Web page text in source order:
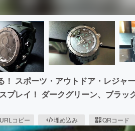
スポーツ・アウトドア・レジャ
プレイ！ ダークグリーン、ブラッ
URLコピー 埋め込み QRコード